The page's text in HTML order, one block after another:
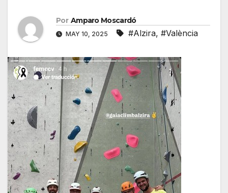
Por Amparo Moscardó
MAY 10, 2025 #Alzira, #València